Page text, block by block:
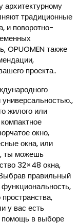
архитектурному
традиционные
и поворотно-
OPUOMEN также
проекта..
жилого или
окно,
окна, или
ты можешь
32×48 окна,
правильный
у вас есть
помощь в выборе